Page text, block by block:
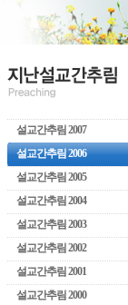
설교간추림 2007
설교간추림 2006
설교간추림 2005
설교간추림 2004
설교간추림 2003
설교간추림 2002
설교간추림 2001
설교간추림 2000